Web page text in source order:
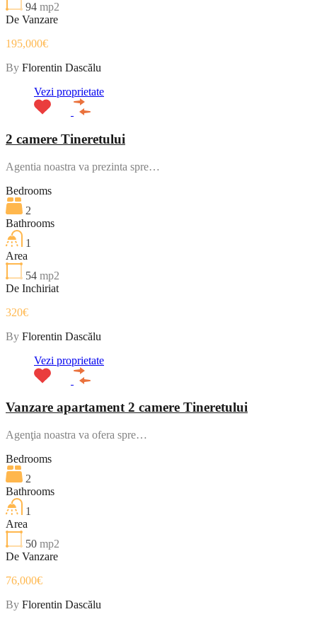
94 mp2
De Vanzare
195,000€
By Florentin Dascălu
Vezi proprietate
2 camere Tineretului
Agentia noastra va prezinta spre…
Bedrooms
2
Bathrooms
1
Area
54 mp2
De Inchiriat
320€
By Florentin Dascălu
Vezi proprietate
Vanzare apartament 2 camere Tineretului
Agenţia noastra va ofera spre…
Bedrooms
2
Bathrooms
1
Area
50 mp2
De Vanzare
76,000€
By Florentin Dascălu